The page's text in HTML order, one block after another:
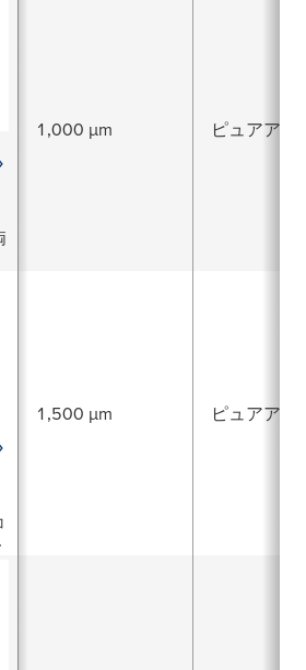
1,000 µm ピュアアク
1,500 µm ピュアアク